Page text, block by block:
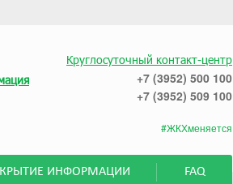
Круглосуточный контакт-центр
+7 (3952) 500 100
+7 (3952) 509 100
#ЖКХменяется
ИНФОРМАЦИИ FAQ